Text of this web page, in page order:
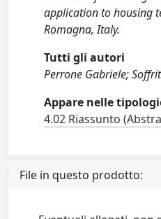
application to housing
Romagna, Italy.
Tutti gli autori
Perrone Gabriele;
Appare nelle
4.02 Riassunto
File in questo prodotto: